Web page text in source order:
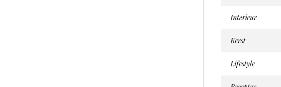
Interieur
Kerst
Lifestyle